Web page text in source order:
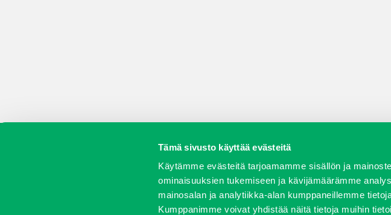
Tämä sivusto käyttää evästeitä
Käytämme evästeitä tarjoamamme sisällön ja
ominaisuuksien tukemiseen ja kävijämäärämme
mainosalan ja analytiikka-alan kumppaneillemme
Kumppanimme voivat yhdistää näitä tietoja muihin
Vaihtokoneet Kalusteet Huolto ja varaosat Verkkokauppa